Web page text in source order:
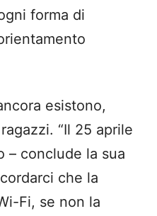
forma di
esistono,
“Il 25 aprile
– conclude la sua
che la
Fi, se non la